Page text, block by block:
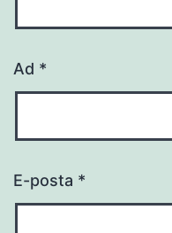
Ad *
E-posta *